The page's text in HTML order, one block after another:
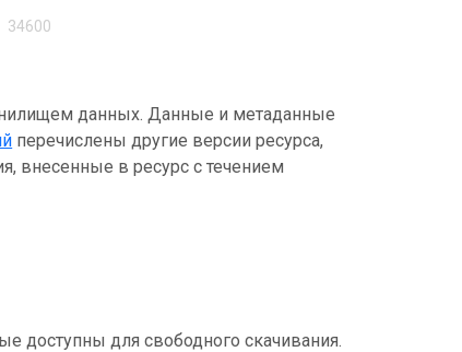
34600
данных. Данные и метаданные
перечислены другие версии ресурса,
внесенные в ресурс с течением
доступны для свободного скачивания.